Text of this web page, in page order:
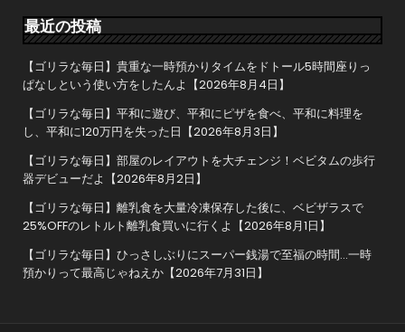
ョ最近の投稿
【ゴリラな毎日】貴重な一時預かりタイムをドトール5時間座りっ
ぱなしという使い方をしたんよ【2026年8月4日】
【ゴリラな毎日】平和に遊び、平和にピザを食べ、平和に料理を
し、平和に120万円を失った日【2026年8月3日】
【ゴリラな毎日】部屋のレイアウトを大チェンジ！ベビタムの歩行
器デビューだよ【2026年8月2日】
【ゴリラな毎日】離乳食を大量冷凍保存した後に、ベビザラスで
25%OFFのレトルト離乳食買いに行くよ【2026年8月1日】
【ゴリラな毎日】ひっさしぶりにスーパー銭湯で至福の時間…一時
預かりって最高じゃねえか【2026年7月31日】